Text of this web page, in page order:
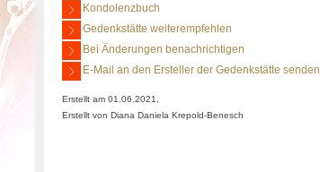
Kondolenzbuch
Gedenkstätte weiterempfehlen
Bei Änderungen benachrichtigen
E-Mail an den Ersteller der Gedenkstätte senden
Erstellt am 01.06.2021,
Erstellt von Diana Daniela Krepold-Benesch